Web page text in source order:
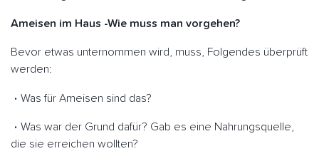
Ameisen im Haus -Wie muss man vorgehen?
Bevor etwas unternommen wird, muss, Folgendes überprüft
werden:
Was für Ameisen sind das?
Was war der Grund dafür? Gab es eine Nahrungsquelle,
die sie erreichen wollten?